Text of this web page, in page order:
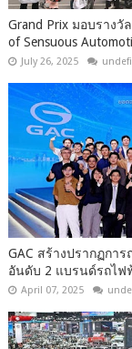
Grand Prix มอบรางวั
of Sensuous
July 26, 2025
GAC สร้างปรากฏกา
อันดับ 2 แบรนด์รถไฟ
April 07, 2025